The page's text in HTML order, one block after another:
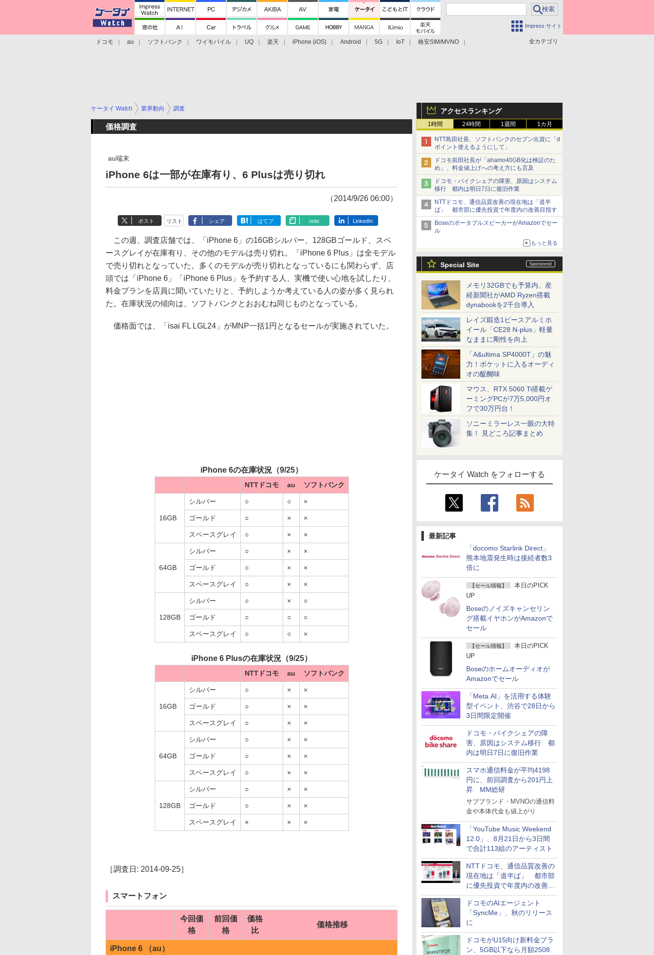
Impress サイト
全カテゴリ
ドコモ au ソフトバンク ワイモバイル UQ 楽天 iPhone (iOS) Android 5G IoT
格安SIM/MVNO
アクセスランキング
1時間 24時間 1週間 1カ月
NTT島田社長、ソフトバンクのセブン出資に「d
ポイント使えるようにして」
ドコモ前田社長が「ahamo40GB化は検証のた
め」、料金値上げへの考え方にも言及
ドコモ・バイクシェアの障害、原因はシステム
移行 都内は明日7日に復旧作業
NTTドコモ、通信品質改善の現在地は「道半
ば」 都市部に優先投資で年度内の改善目指す
BoseのポータブルスピーカーがAmazonでセー
ル
もっと見る
Special Site
メモリ32GBでも予算内。産
経新聞社がAMD Ryzen搭載
dynabookを2千台導入
レイズ鍛造1ピースアルミホ
イール「CE28 N-plus」軽量
なままに剛性を向上
「A&ultima SP4000T」の魅
力！ポケットに入るオーディ
オの醍醐味
マウス、RTX 5060 Ti搭載ゲ
ーミングPCが7万5,000円オ
フで30万円台！
ソニーミラーレス一眼の大特
集！ 見どころ記事まとめ
ケータイ Watch をフォローする
最新記事
「docomo Starlink Direct」
熊本地震発生時は接続者数3
倍に
【セール情報】
本日のPICK
UP
Boseのノイズキャンセリン
グ搭載イヤホンがAmazonで
セール
【セール情報】
本日のPICK
UP
Boseのホームオーディオが
Amazonでセール
「Meta AI」を活用する体験
型イベント、渋谷で28日から
3日間限定開催
ドコモ・バイクシェアの障
害、原因はシステム移行 都
内は明日7日に復旧作業
スマホ通信料金が平均4198
円に、前回調査から201円上
昇 MM総研
サブブランド・MVNOの通信料
金や本体代金も値上がり
「YouTube Music Weekend
12.0」、8月21日から3日間
で合計113組のアーティスト
NTTドコモ、通信品質改善の
現在地は「道半ば」 都市部
に優先投資で年度内の改善目
指す
ドコモのAIエージェント
「SyncMe」、秋のリリース
に
ドコモがU15向け新料金プラ
ン、5GB以下なら月額2508
ケータイ Watch 業界動向 調査
価格調査
au端末
iPhone 6は一部が在庫有り、6 Plusは売り切れ
（2014/9/26 06:00）
ポスト リスト シェア はてブ note LinkedIn
この週、調査店舗では、「iPhone 6」の16GBシルバー、128GBゴールド、スペ
ースグレイが在庫有り、その他のモデルは売り切れ。「iPhone 6 Plus」は全モデル
で売り切れとなっていた。多くのモデルが売り切れとなっているにも関わらず、店
頭では「iPhone 6」「iPhone 6 Plus」を予約する人、実機で使い心地を試したり、
料金プランを店員に聞いていたりと、予約しようか考えている人の姿が多く見られ
た。在庫状況の傾向は、ソフトバンクとおおむね同じものとなっている。
価格面では、「isai FL LGL24」がMNP一括1円となるセールが実施されていた。
iPhone 6の在庫状況（9/25）
NTTドコモ au ソフトバンク
16GB
シルバー ○ ○ ×
ゴールド ○ × ×
スペースグレイ ○ × ×
64GB
シルバー ○ × ×
ゴールド ○ × ×
スペースグレイ ○ × ×
128GB
シルバー ○ × ○
ゴールド ○ ○ ○
スペースグレイ ○ ○ ×
iPhone 6 Plusの在庫状況（9/25）
NTTドコモ au ソフトバンク
16GB
シルバー ○ × ×
ゴールド ○ × ×
スペースグレイ ○ × ×
64GB
シルバー ○ × ×
ゴールド ○ × ×
スペースグレイ ○ × ×
128GB
シルバー ○ × ×
ゴールド ○ × ×
スペースグレイ × × ×
［調査日: 2014-09-25］
スマートフォン
今回価
格
前回価
格
価格
比
価格推移
iPhone 6 （au）